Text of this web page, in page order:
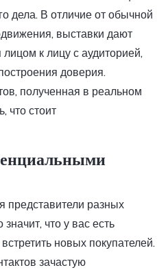
дела. В отличие от обычной
выставки дают
лицом к лицу с аудиторией,
доверия.
полученная в реальном
что стоит
представители разных
что у вас есть
новых покупателей.
зачастую